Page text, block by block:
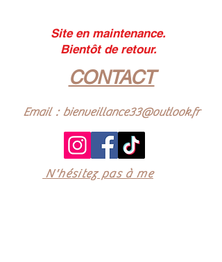
Site en maintenance.
Bientôt de retour.
CONTACT
Email : bienveillance33@outlook.fr
N'hésitez pas à me